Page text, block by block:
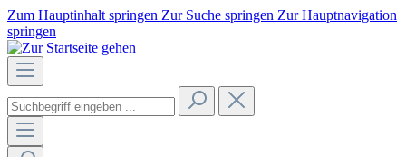
Zum Hauptinhalt springen Zur Suche springen Zur Hauptnavigation
springen